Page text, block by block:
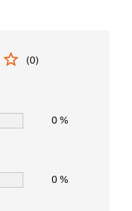
(0)
0 %
0 %